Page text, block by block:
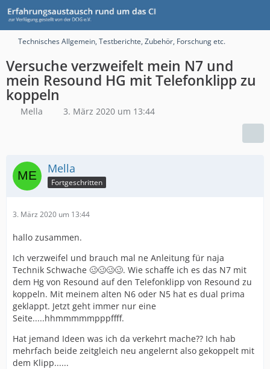
Technisches Allgemein, Testberichte, Zubehör, Forschung etc.
Versuche verzweifelt mein N7 und
mein Resound HG mit Telefonklipp zu
koppeln
Mella 3. März 2020 um 13:44
Mella
Fortgeschritten
3. März 2020 um 13:44
hallo zusammen.
Ich verzweifel und brauch mal ne Anleitung für naja
Technik Schwache 🥴🥴🥴🥴. Wie schaffe ich es das N7 mit
dem Hg von Resound auf den Telefonklipp von Resound zu
koppeln. Mit meinem alten N6 oder N5 hat es dual prima
geklappt. Jetzt geht immer nur eine
Seite.....hhmmmmmpppffff.
Hat jemand Ideen was ich da verkehrt mache?? Ich hab
mehrfach beide zeitgleich neu angelernt also gekoppelt mit
dem Klipp......